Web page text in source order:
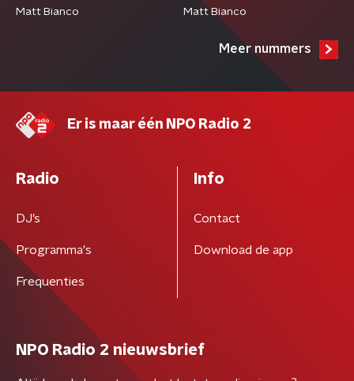
Matt Bianco
Matt Bianco
Meer nummers
Er is maar één NPO Radio 2
Radio
DJ’s
Programma's
Frequenties
Info
Contact
Download de app
NPO Radio 2 nieuwsbrief